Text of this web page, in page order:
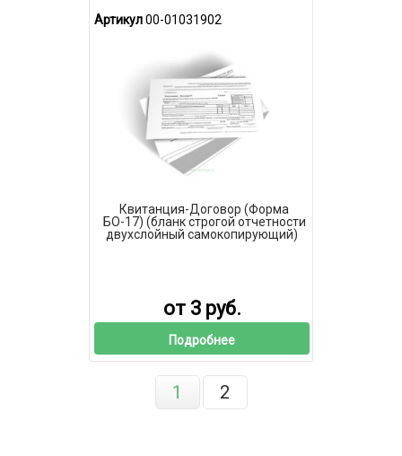
Артикул00-01031902
Квитанция-Договор (Форма
БО-17) (бланк строгой отчетности
двухслойный самокопирующий)
от 3 руб.
Подробнее
1 2